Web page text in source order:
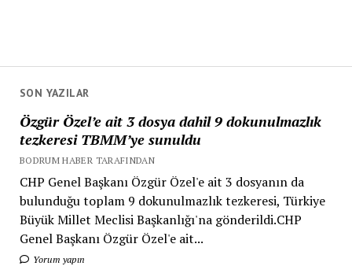
SON YAZILAR
Özgür Özel’e ait 3 dosya dahil 9 dokunulmazlık
tezkeresi TBMM’ye sunuldu
BODRUM HABER TARAFINDAN
CHP Genel Başkanı Özgür Özel'e ait 3 dosyanın da
bulunduğu toplam 9 dokunulmazlık tezkeresi, Türkiye
Büyük Millet Meclisi Başkanlığı'na gönderildi.CHP
Genel Başkanı Özgür Özel'e ait...
Yorum yapın